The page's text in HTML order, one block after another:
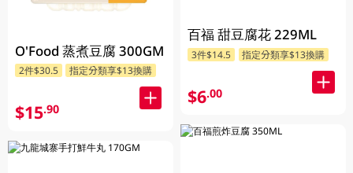
O'Food 蒸煮豆腐 300GM
2件$30.5 指定分類享$13換購
$15.90
百福 甜豆腐花 229ML
3件$14.5 指定分類享$13換購
$6.00